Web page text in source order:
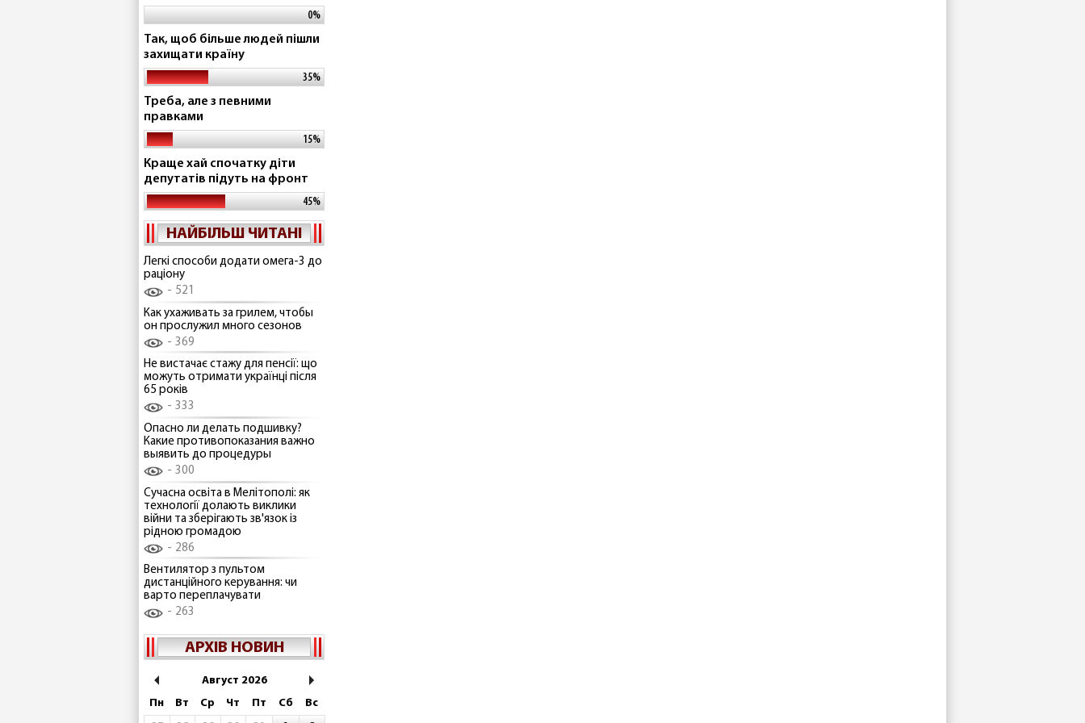
0%
Так, щоб більше людей пішли
захищати країну
35%
Треба, але з певними
правками
15%
Краще хай спочатку діти
депутатів підуть на фронт
45%
НАЙБІЛЬШ ЧИТАНІ
Легкі способи додати омега-3 до
раціону
521
Как ухаживать за грилем, чтобы
он прослужил много сезонов
369
Не вистачає стажу для пенсії: що
можуть отримати українці після
65 років
333
Опасно ли делать подшивку?
Какие противопоказания важно
выявить до процедуры
300
Сучасна освіта в Мелітополі: як
технології долають виклики
війни та зберігають зв'язок із
рідною громадою
286
Вентилятор з пультом
дистанційного керування: чи
варто переплачувати
263
АРХІВ НОВИН
Август 2026
Пн
Вт Ср Чт Пт Сб
Вс